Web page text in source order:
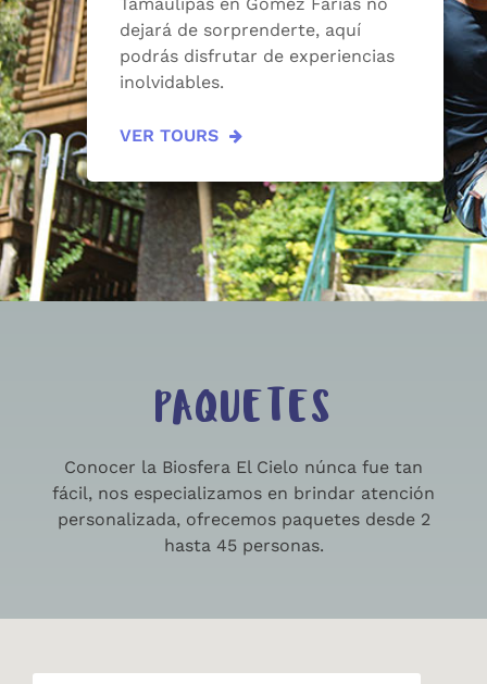
dejará de sorprenderte, aquí
podrás disfrutar de experiencias
inolvidables.
VER TOURS
PAQUETES
Conocer la Biosfera El Cielo núnca fue tan
fácil, nos especializamos en brindar atención
personalizada, ofrecemos paquetes desde 2
hasta 45 personas.